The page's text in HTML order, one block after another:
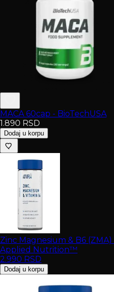
MACA 60cap - BioTechUSA
1.890 RSD
Dodaj u korpu
Zinc Magnesium & B6
Applied Nutrition™
2.990 RSD
Dodaj u korpu